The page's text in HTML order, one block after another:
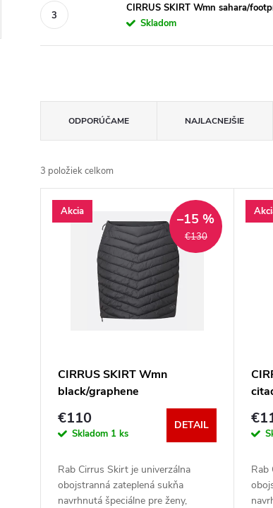
CIRRUS SKIRT Wmn sahara/
Skladom
a
d
e
ODPORÚČAME NAJLACNEJŠIE
3 položiek celkom
VAkcia
€130
–15 %
CIRRUS SKIRT Wmn
black/graphene
€110
Skladom 1 ks
DETAIL
Rab Cirrus Skirt je univerzálna
obojstranná zateplená sukňa
navrhnutá špeciálne pre ženy,
Rab